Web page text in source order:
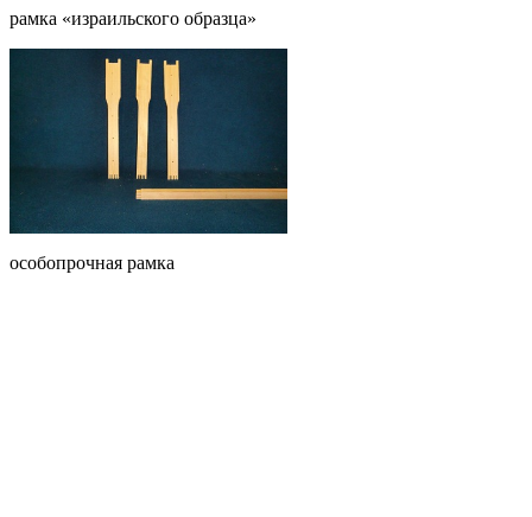
рамка «израильского образца»
особопрочная рамка